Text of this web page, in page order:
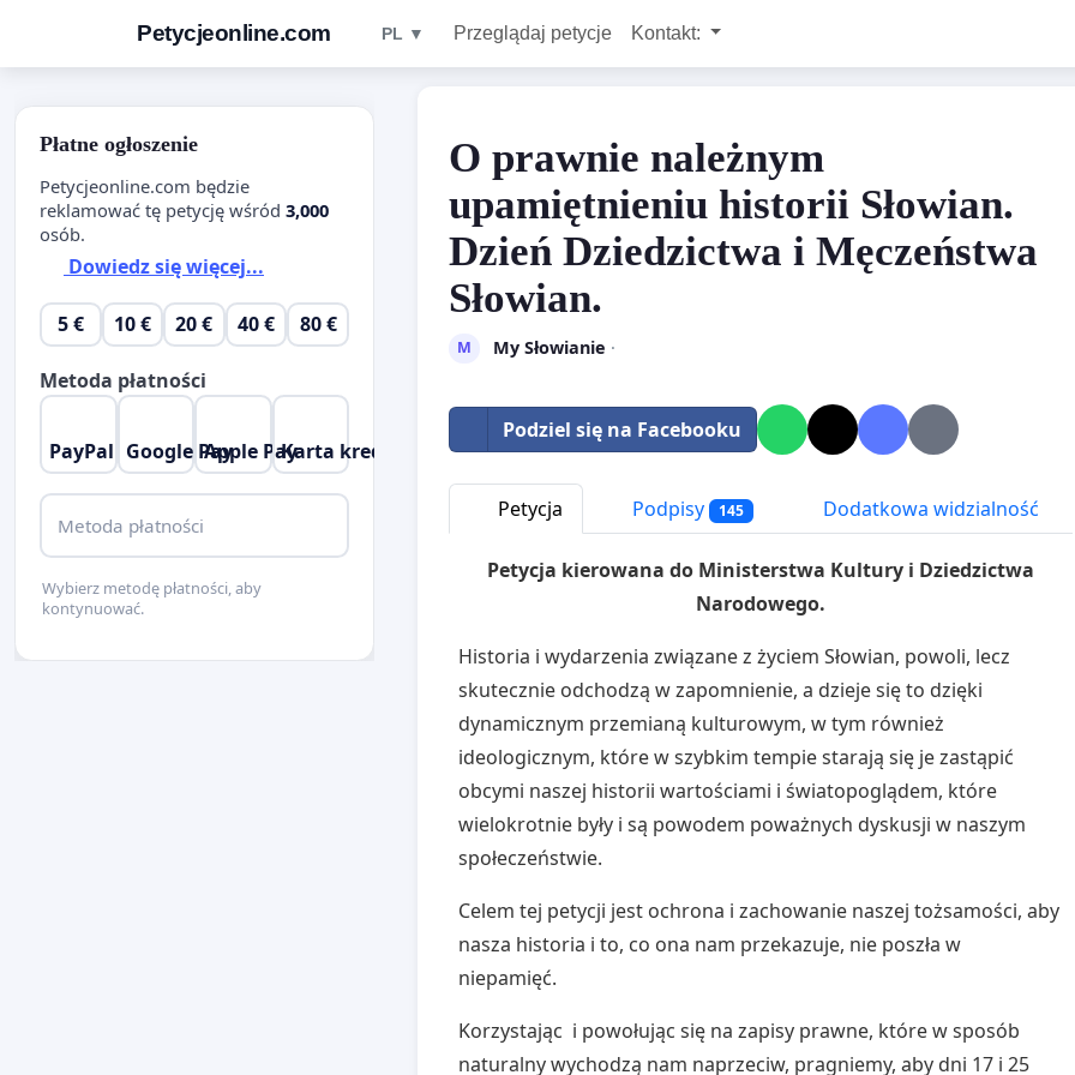
Petycjeonline.com PL ▼ Przeglądaj petycje Kontakt:
O prawnie należnym
upamiętnieniu historii Słowian.
Dzień Dziedzictwa i Męczeństwa
Słowian.
M My Słowianie ·
Podziel się na Facebooku
Petycja Podpisy 145 Dodatkowa widzialność
Petycja kierowana do Ministerstwa Kultury i Dziedzictwa
Narodowego.
Historia i wydarzenia związane z życiem Słowian, powoli, lecz
skutecznie odchodzą w zapomnienie, a dzieje się to dzięki
dynamicznym przemianą kulturowym, w tym również
ideologicznym, które w szybkim tempie starają się je zastąpić
obcymi naszej historii wartościami i światopoglądem, które
wielokrotnie były i są powodem poważnych dyskusji w naszym
społeczeństwie.
Celem tej petycji jest ochrona i zachowanie naszej tożsamości, aby
nasza historia i to, co ona nam przekazuje, nie poszła w
niepamięć.
Korzystając i powołując się na zapisy prawne, które w sposób
naturalny wychodzą nam naprzeciw, pragniemy, aby dni 17 i 25
Płatne ogłoszenie
Petycjeonline.com będzie
reklamować tę petycję wśród 3,000
osób.
Dowiedz się więcej...
5 € 10 € 20 € 40 € 80 €
Metoda płatności
PayPal Google PayApple PayKarta kredytowa
Metoda płatności
Wybierz metodę płatności, aby
kontynuować.